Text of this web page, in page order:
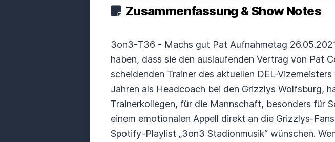
Zusammenfassung & Show Notes
3on3-T36 - Machs gut Pat Aufnahmetag
haben, dass sie den auslaufenden Vertrag von Pat
scheidenden Trainer des aktuellen DEL-
Jahren als Headcoach bei den Grizzlys Wolfsburg,
Trainerkollegen, für die Mannschaft, besonders für
einem emotionalen Appell direkt an die Grizzlys-
Spotify-Playlist „3on3 Stadionmusik“ wünschen.